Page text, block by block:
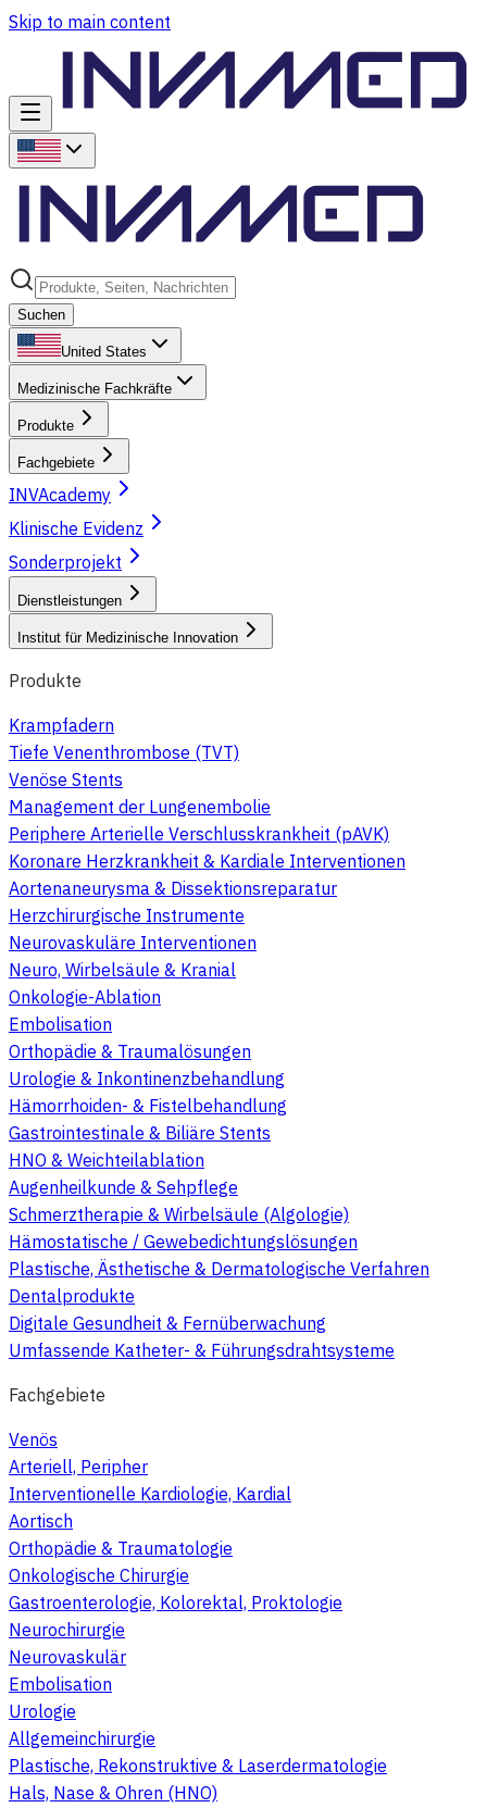
Skip to main content
Suchen
United States
Medizinische Fachkräfte
Produkte
Fachgebiete
INVAcademy
Klinische Evidenz
Sonderprojekt
Dienstleistungen
Institut für Medizinische Innovation
Produkte
Krampfadern
Tiefe Venenthrombose (TVT)
Venöse Stents
Management der Lungenembolie
Periphere Arterielle Verschlusskrankheit (pAVK)
Koronare Herzkrankheit & Kardiale Interventionen
Aortenaneurysma & Dissektionsreparatur
Herzchirurgische Instrumente
Neurovaskuläre Interventionen
Neuro, Wirbelsäule & Kranial
Onkologie-Ablation
Embolisation
Orthopädie & Traumalösungen
Urologie & Inkontinenzbehandlung
Hämorrhoiden- & Fistelbehandlung
Gastrointestinale & Biliäre Stents
HNO & Weichteilablation
Augenheilkunde & Sehpflege
Schmerztherapie & Wirbelsäule (Algologie)
Hämostatische / Gewebedichtungslösungen
Plastische, Ästhetische & Dermatologische Verfahren
Dentalprodukte
Digitale Gesundheit & Fernüberwachung
Umfassende Katheter- & Führungsdrahtsysteme
Fachgebiete
Venös
Arteriell, Peripher
Interventionelle Kardiologie, Kardial
Aortisch
Orthopädie & Traumatologie
Onkologische Chirurgie
Gastroenterologie, Kolorektal, Proktologie
Neurochirurgie
Neurovaskulär
Embolisation
Urologie
Allgemeinchirurgie
Plastische, Rekonstruktive & Laserdermatologie
Hals, Nase & Ohren (HNO)